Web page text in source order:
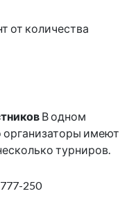
от количества
В одном
организаторы имеют
турниров.
250